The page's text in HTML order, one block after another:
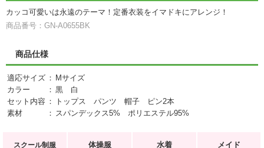
カッコ可愛いは永遠のテーマ！定番衣装をイマドキにアレンジ！
商品番号：GN-A0655BK
商品仕様
適応サイズ ： Mサイズ
カラー
： 黒 白
セット内容 ：
トップス パンツ 帽子 ピン2本
素材
： スパンデックス5% ポリエステル95%
スクール制服 体操服 水着 メイド